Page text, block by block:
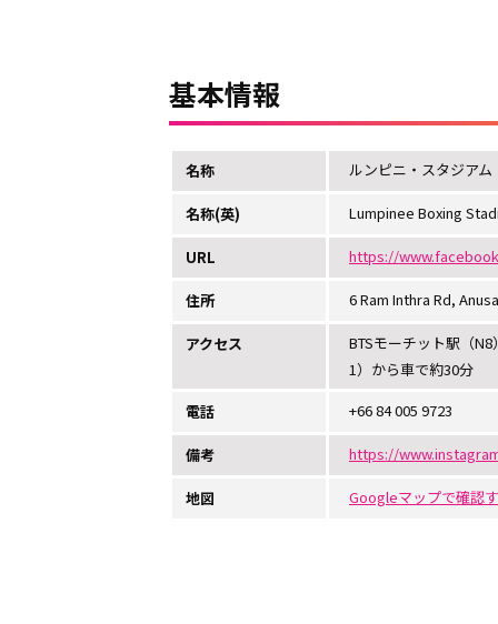
基本情報
名称 ルンピニ・スタジアム
名称(英) Lumpinee Boxing
URL https://
住所 6 Ram Inthra Rd,
アクセス
BTSモーチット駅（
1）から車で約30分
電話
+66 84 005 9723
備考 https://
地図 Googleマップで確認